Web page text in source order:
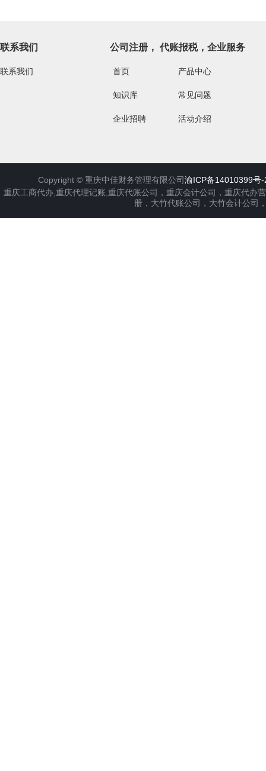
联系我们
联系我们
公司注册， 代账报税，企业服务
首页 产品中心
知识库 常见问题
企业招聘 活动介绍
Copyright © 重庆中佳财务管理有限公司渝ICP备14010399号-
重庆工商代办,重庆代理记账,重庆代账公司，重庆会计公司，重庆代办
册，大竹代账公司，大竹会计公司